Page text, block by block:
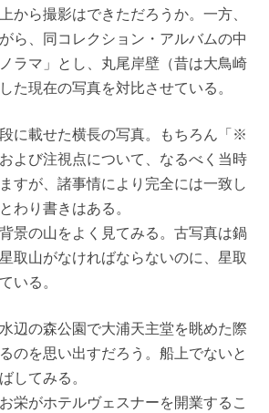
から撮影はできただろうか。一方、
ら、同コレクション・アルバムの中
ラマ」とし、丸尾岸壁（昔は大鳥崎
た現在の写真を対比させている。
に載せた横長の写真。もちろん「※
よび注視点について、なるべく当時
すが、諸事情により完全には一致し
わり書きはある。
景の山をよく見てみる。古写真は鍋
取山がなければならないのに、星取
いる。
辺の森公園で大浦天主堂を眺めた際
のを思い出すだろう。船上でないと
してみる。
栄がホテルヴェスナーを開業するこ